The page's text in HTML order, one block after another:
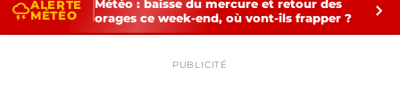
thunderstormALERTE
MÉTÉO
Météo : baisse du mercure et retour des
orages ce week-end, où vont-ils frapper ?
chevron_right
PUBLICITÉ